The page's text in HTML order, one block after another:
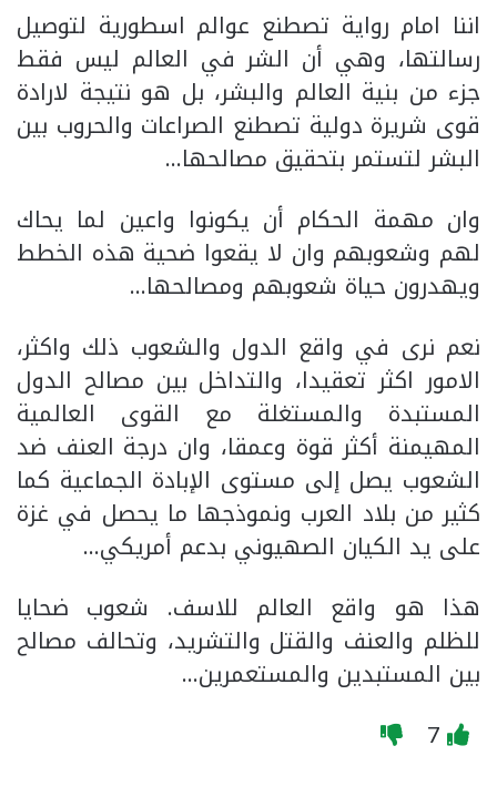
اننا امام رواية تصطنع عوالم اسطورية لتوصيل
رسالتها، وهي أن الشر في العالم ليس فقط
جزء من بنية العالم والبشر، بل هو نتيجة لارادة
قوى شريرة دولية تصطنع الصراعات والحروب بين
البشر لتستمر بتحقيق مصالحها…
وان مهمة الحكام أن يكونوا واعين لما يحاك
لهم وشعوبهم وان لا يقعوا ضحية هذه الخطط
ويهدرون حياة شعوبهم ومصالحها…
نعم نرى في واقع الدول والشعوب ذلك واكثر،
الامور اكثر تعقيدا، والتداخل بين مصالح الدول
المستبدة والمستغلة مع القوى العالمية
المهيمنة أكثر قوة وعمقا، وان درجة العنف ضد
الشعوب يصل إلى مستوى الإبادة الجماعية كما
كثير من بلاد العرب ونموذجها ما يحصل في غزة
على يد الكيان الصهيوني بدعم أمريكي…
هذا هو واقع العالم للاسف. شعوب ضحايا
للظلم والعنف والقتل والتشريد، وتحالف مصالح
بين المستبدين والمستعمرين…
7